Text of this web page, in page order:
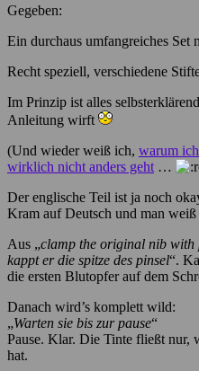
Gegeben:
Ein durchaus umfangreiches Set
Recht speziell, verschiedene
Im Prinzip ist alles
Anleitung wirft
(Und wieder weiß ich, warum
wirklich nicht anders geht …
Der englische Teil ist ja noch
Kram auf Deutsch und man
Aus „clamp the original nib with
kappt er die spitze des pinsel“.
die ersten Blutopfer auf dem
Danach wird’s komplett wild:
„Warten sie bis zur pause“
Pause. Klar. Die Tinte fließt nur,
hat.